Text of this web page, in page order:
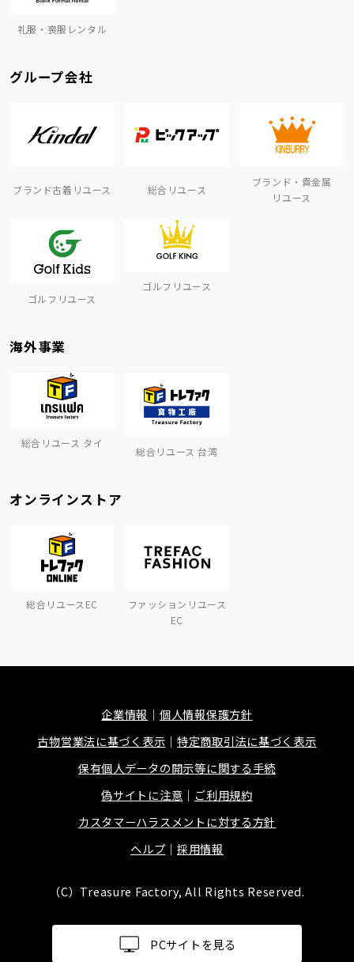
礼服・喪服レンタル
グループ会社
ブランド古着リユース 総合リユース
ブランド・貴金属
リユース
ゴルフリユース
ゴルフリユース
海外事業
総合リユース タイ
総合リユース 台湾
オンラインストア
総合リユースEC
ファッションリユース
EC
企業情報
個人情報保護方針
古物営業法に基づく表示
特定商取引法に基づく表示
保有個人データの開示等に関する手続
偽サイトに注意
ご利用規約
カスタマーハラスメントに対する方針
ヘルプ
採用情報
（C）Treasure Factory, All Rights Reserved.
PCサイトを見る